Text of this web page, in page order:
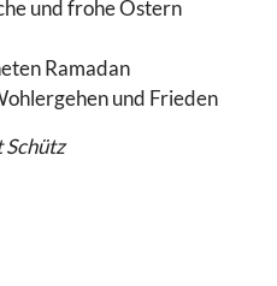
und frohe Ostern
Ramadan
und Frieden